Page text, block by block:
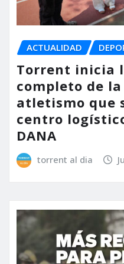
ACTUALIDAD
Torrent inicia
completo de
atletismo que
centro
DANA
torrent al dia